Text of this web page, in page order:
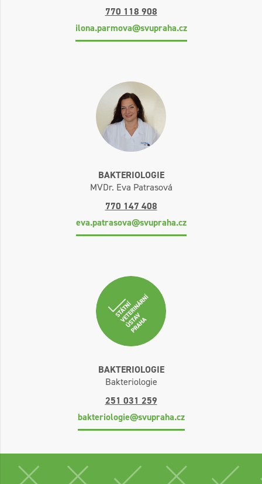
770 118 908
ilona.parmova@svupraha.cz
BAKTERIOLOGIE
MVDr. Eva Patrasová
770 147 408
eva.patrasova@svupraha.cz
BAKTERIOLOGIE
Bakteriologie
251 031 259
bakteriologie@svupraha.cz